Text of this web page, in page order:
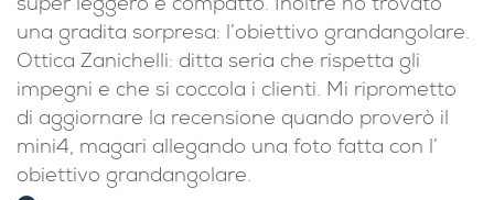
super leggero e compatto. Inoltre ho trovato
una gradita sorpresa: l’obiettivo grandangolare.
Ottica Zanichelli: ditta seria che rispetta gli
impegni e che si coccola i clienti. Mi riprometto
di aggiornare la recensione quando proverò il
mini4, magari allegando una foto fatta con l’
obiettivo grandangolare.